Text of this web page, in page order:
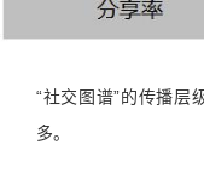
“社交图谱”的传播层
多。